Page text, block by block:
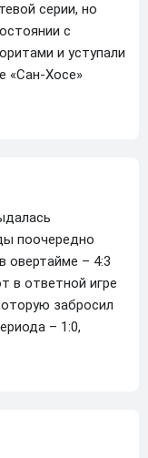
серии, но
с
и уступали
«Сан-Хосе»
поочередно
овертайме – 4:3
в ответной игре
забросил
– 1:0,